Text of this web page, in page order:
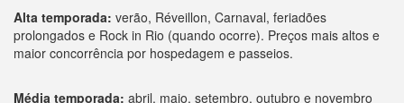
Alta temporada: verão, Réveillon, Carnaval, feriadões
prolongados e Rock in Rio (quando ocorre). Preços mais altos e
maior concorrência por hospedagem e passeios.
Média temporada: abril, maio, setembro, outubro e novembro